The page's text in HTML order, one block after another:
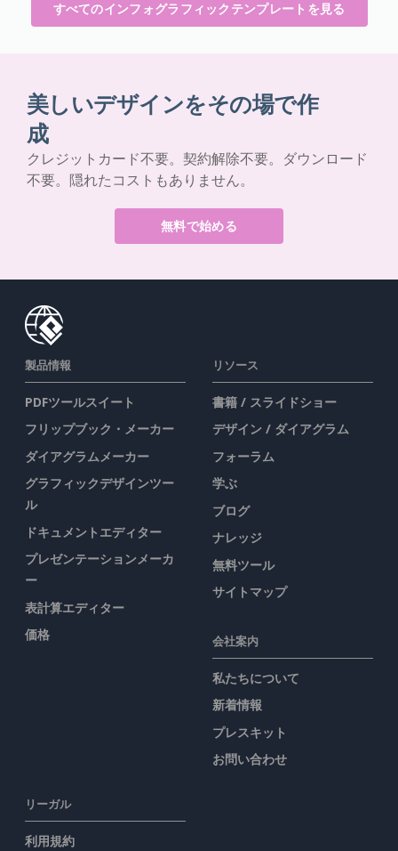
すべてのインフォグラフィックテンプレートを見る
美しいデザインをその場で作
成
クレジットカード不要。契約解除不要。ダウンロード
不要。隠れたコストもありません。
無料で始める
製品情報
PDFツールスイート
フリップブック・メーカー
ダイアグラムメーカー
グラフィックデザインツー
ル
ドキュメントエディター
プレゼンテーションメーカ
ー
表計算エディター
価格
リソース
書籍 / スライドショー
デザイン / ダイアグラム
フォーラム
学ぶ
ブログ
ナレッジ
無料ツール
サイトマップ
会社案内
私たちについて
新着情報
プレスキット
お問い合わせ
リーガル
利用規約